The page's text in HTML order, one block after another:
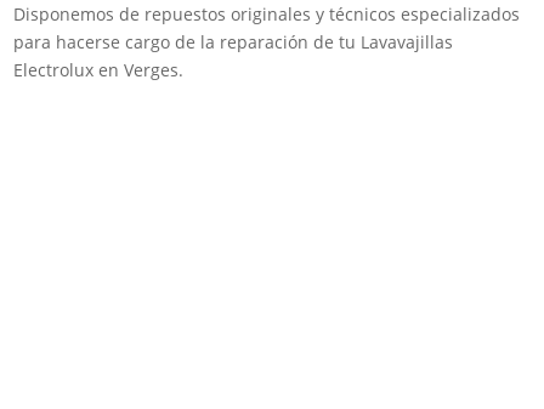
Disponemos de repuestos originales y técnicos especializados
para hacerse cargo de la reparación de tu Lavavajillas
Electrolux en Verges.